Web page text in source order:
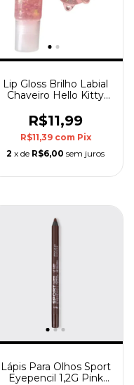
Lip Gloss Brilho Labial
Chaveiro Hello Kitty
R$11,99
R$11,39 com Pix
2 x de R$6,00 sem juros
Lápis Para Olhos Sport
Eyepencil 1,2G Pink